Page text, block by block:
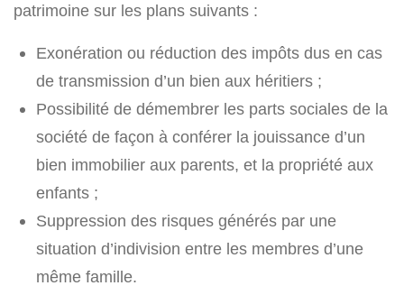
patrimoine sur les plans suivants :
Exonération ou réduction des impôts dus en cas
de transmission d’un bien aux héritiers ;
Possibilité de démembrer les parts sociales de la
société de façon à conférer la jouissance d’un
bien immobilier aux parents, et la propriété aux
enfants ;
Suppression des risques générés par une
situation d’indivision entre les membres d’une
même famille.